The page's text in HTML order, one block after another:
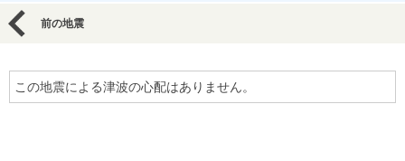
前の地震
この地震による津波の心配はありません。